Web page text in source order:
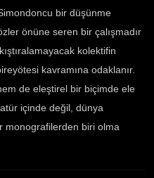
bir düşünme
önüne seren bir çalışmadır
kolektifin
kavramına odaklanır.
de eleştirel bir biçimde ele
içinde değil, dünya
monografilerden biri olma